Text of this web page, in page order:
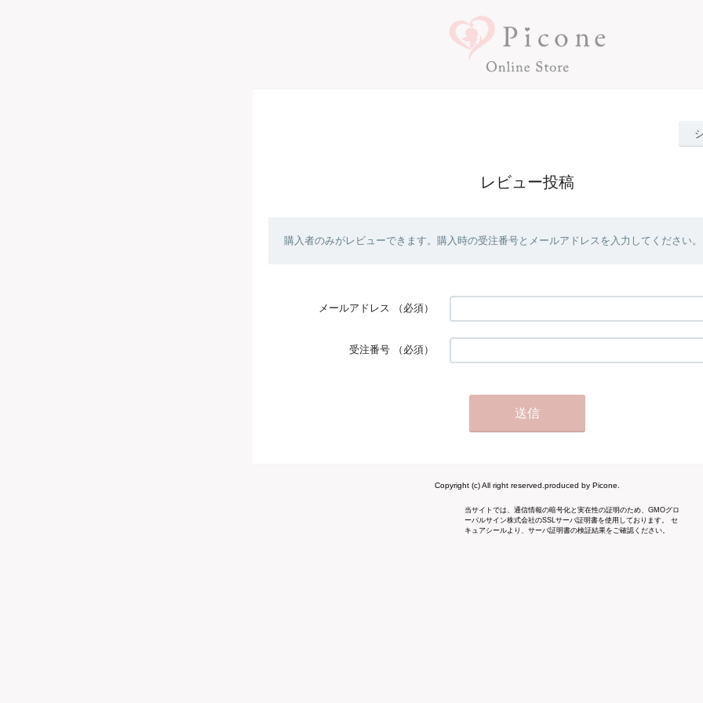
レビュー投稿
購入者のみがレビューできます。購入時の受注番号とメールアドレスを入力してください。
メールアドレス （必須）
受注番号 （必須）
Copyright (c) All right reserved.produced by Picone.
当サイトでは、通信情報の暗号化と実在性の証明のため、GMOグロ
ーバルサイン株式会社のSSLサーバ証明書を使用しております。 セ
キュアシールより、サーバ証明書の検証結果をご確認ください。